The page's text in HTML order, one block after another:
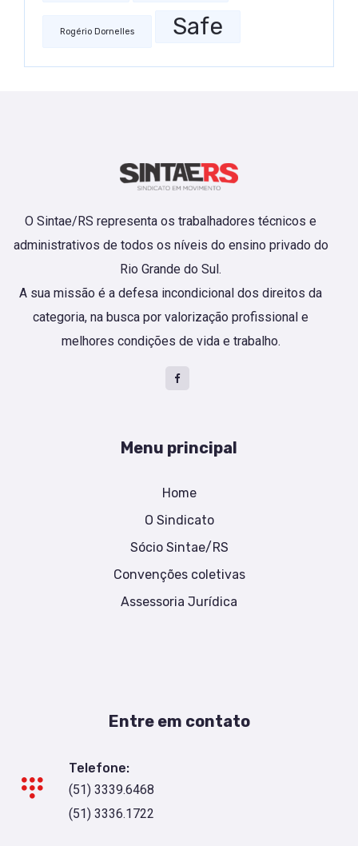
Rogério Dornelles Safe
O Sintae/RS representa os trabalhadores técnicos e
administrativos de todos os níveis do ensino privado do
Rio Grande do Sul.
A sua missão é a defesa incondicional dos direitos da
categoria, na busca por valorização profissional e
melhores condições de vida e trabalho.
Menu principal
Home
O Sindicato
Sócio Sintae/RS
Convenções coletivas
Assessoria Jurídica
Entre em contato
Telefone:
(51) 3339.6468
(51) 3336.1722